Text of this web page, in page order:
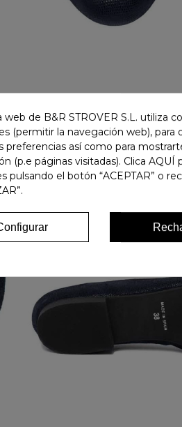
web de B&R STROVER S.L. utiliza
(permitir la navegación web), para
preferencias así como para
(p.e páginas visitadas). Clica
pulsando el botón “ACEPTAR” o